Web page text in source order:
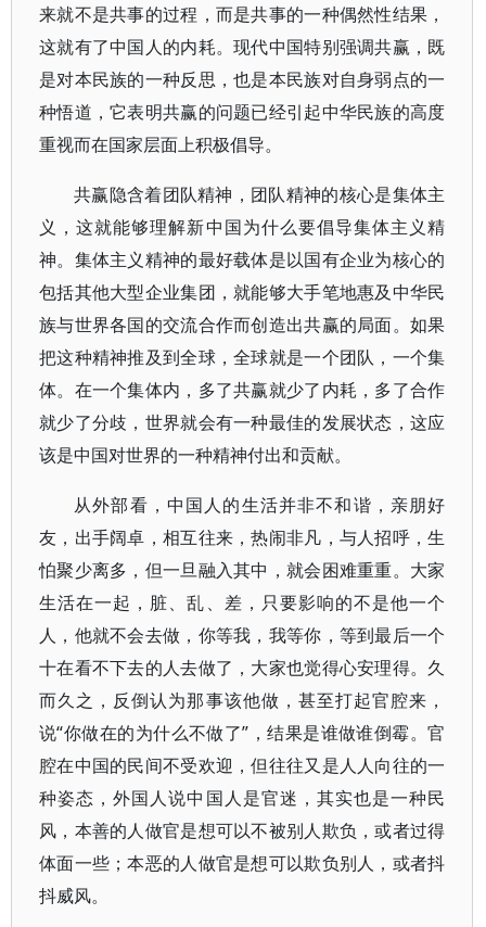
来就不是共事的过程，而是共事的一种偶然性结果，
这就有了中国人的内耗。现代中国特别强调共赢，既
是对本民族的一种反思，也是本民族对自身弱点的一
种悟道，它表明共赢的问题已经引起中华民族的高度
重视而在国家层面上积极倡导。
共赢隐含着团队精神，团队精神的核心是集体主
义，这就能够理解新中国为什么要倡导集体主义精
神。集体主义精神的最好载体是以国有企业为核心的
包括其他大型企业集团，就能够大手笔地惠及中华民
族与世界各国的交流合作而创造出共赢的局面。如果
把这种精神推及到全球，全球就是一个团队，一个集
体。在一个集体内，多了共赢就少了内耗，多了合作
就少了分歧，世界就会有一种最佳的发展状态，这应
该是中国对世界的一种精神付出和贡献。
从外部看，中国人的生活并非不和谐，亲朋好
友，出手阔卓，相互往来，热闹非凡，与人招呼，生
怕聚少离多，但一旦融入其中，就会困难重重。大家
生活在一起，脏、乱、差，只要影响的不是他一个
人，他就不会去做，你等我，我等你，等到最后一个
十在看不下去的人去做了，大家也觉得心安理得。久
而久之，反倒认为那事该他做，甚至打起官腔来，
说“你做在的为什么不做了”，结果是谁做谁倒霉。官
腔在中国的民间不受欢迎，但往往又是人人向往的一
种姿态，外国人说中国人是官迷，其实也是一种民
风，本善的人做官是想可以不被别人欺负，或者过得
体面一些；本恶的人做官是想可以欺负别人，或者抖
抖威风。